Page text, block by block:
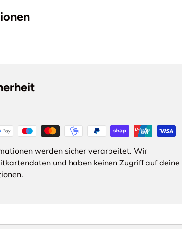
werden sicher verarbeitet. Wir
und haben keinen Zugriff auf deine